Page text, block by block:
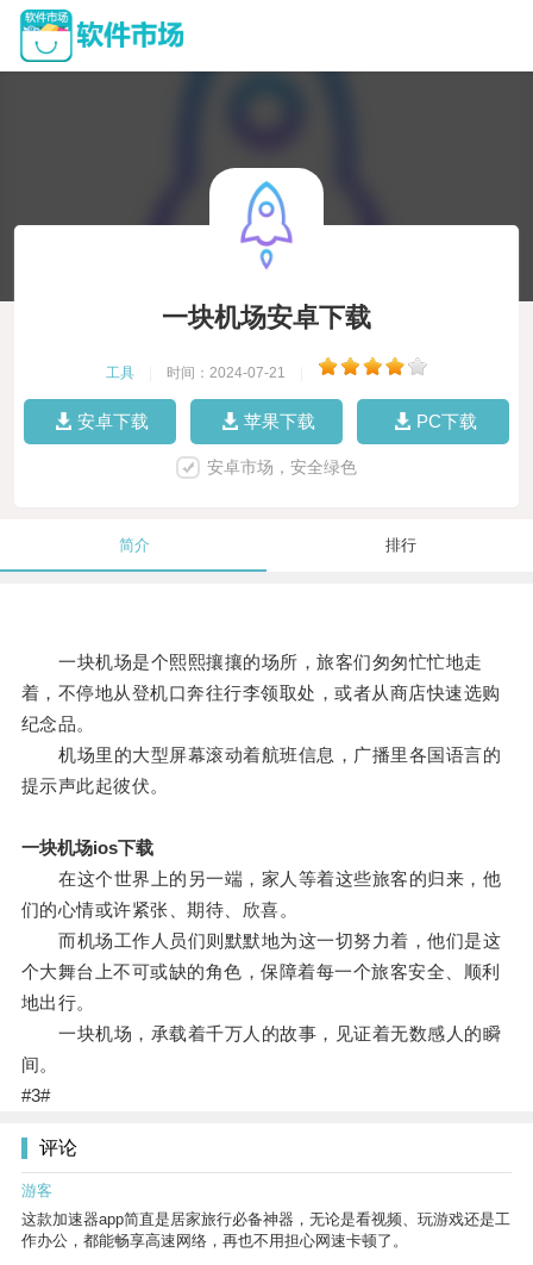
一块机场安卓下载
工具 时间：2024-07-21
安卓下载 苹果下载 PC下载
安卓市场，安全绿色
简介 排行
一块机场是个熙熙攘攘的场所，旅客们匆匆忙忙地走
着，不停地从登机口奔往行李领取处，或者从商店快速选购
纪念品。
机场里的大型屏幕滚动着航班信息，广播里各国语言的
提示声此起彼伏。
一块机场ios下载
在这个世界上的另一端，家人等着这些旅客的归来，他
们的心情或许紧张、期待、欣喜。
而机场工作人员们则默默地为这一切努力着，他们是这
个大舞台上不可或缺的角色，保障着每一个旅客安全、顺利
地出行。
一块机场，承载着千万人的故事，见证着无数感人的瞬
间。
#3#
评论
游客
这款加速器app简直是居家旅行必备神器，无论是看视频、玩游戏还是工
作办公，都能畅享高速网络，再也不用担心网速卡顿了。